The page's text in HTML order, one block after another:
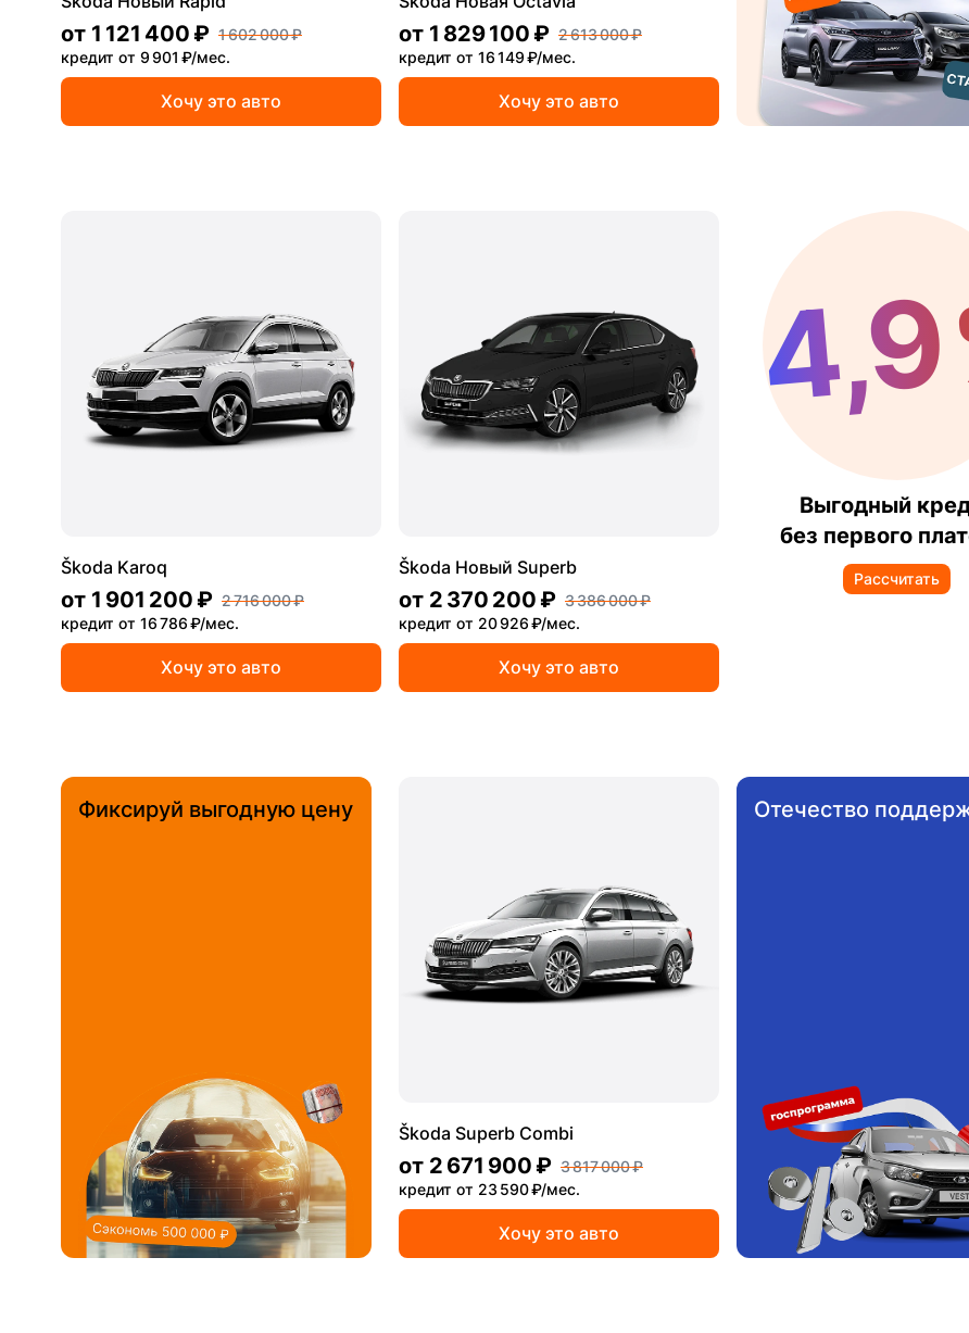
от 1 121 400 ₽ 1 602 000 ₽
кредит от 9 901 ₽/мес.
Хочу это авто
от 1 829 100 ₽ 2 613 000 ₽
кредит от 16 149 ₽/мес.
Хочу это авто
Škoda Karoq
от 1 901 200 ₽ 2 716 000 ₽
кредит от 16 786 ₽/мес.
Хочу это авто
Škoda Новый Superb
от 2 370 200 ₽ 3 386 000 ₽
кредит от 20 926 ₽/мес.
Хочу это авто
4,9
Выгодный
без первого
Рассчитать
Фиксируй выгодную цену
Škoda Superb Combi
от 2 671 900 ₽ 3 817 000 ₽
кредит от 23 590 ₽/мес.
Хочу это авто
Отечество